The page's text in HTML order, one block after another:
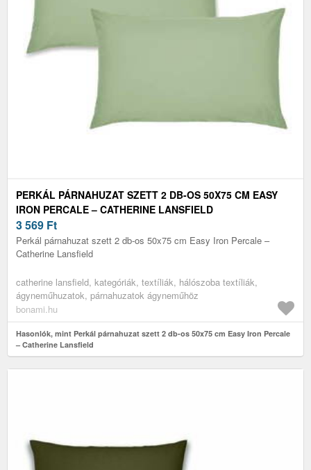
PERKÁL PÁRNAHUZAT SZETT 2 DB-OS 50X75 CM EASY
IRON PERCALE – CATHERINE LANSFIELD
3 569 Ft
Perkál párnahuzat szett 2 db-os 50x75 cm Easy Iron Percale –
Catherine Lansfield
catherine lansfield, kategóriák, textíliák, hálószoba textíliák,
ágyneműhuzatok, párnahuzatok ágyneműhöz
bonami.hu
Hasonlók, mint Perkál párnahuzat szett 2 db-os 50x75 cm Easy Iron Percale
– Catherine Lansfield